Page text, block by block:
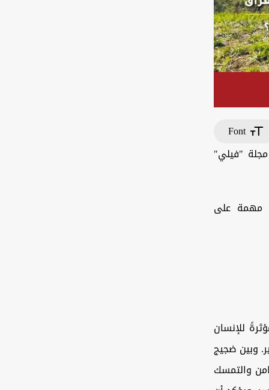
Font
"فيلي"
مهمة على
للإنسان
وبين ضجيج
والتمسك